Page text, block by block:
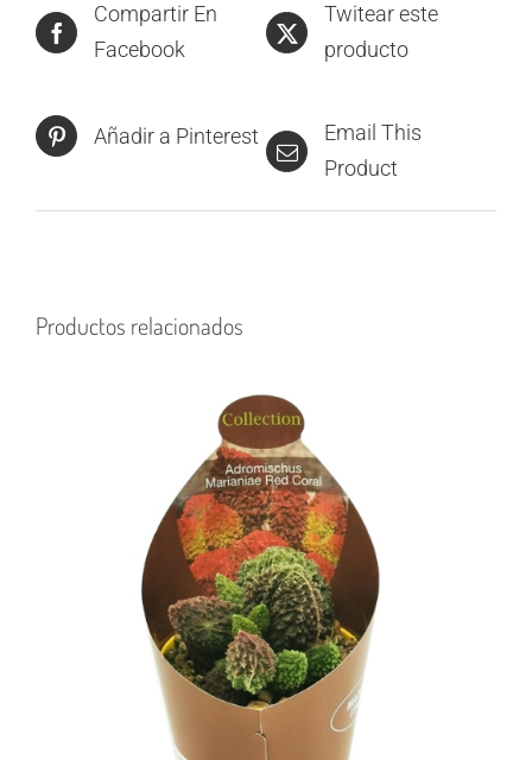
Compartir En
Facebook
Twitear este
producto
Añadir a Pinterest
Email This
Product
Productos relacionados